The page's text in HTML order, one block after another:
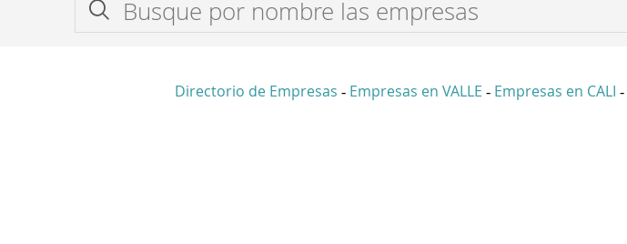
Directorio de Empresas - Empresas en VALLE - Empresas en CALI -